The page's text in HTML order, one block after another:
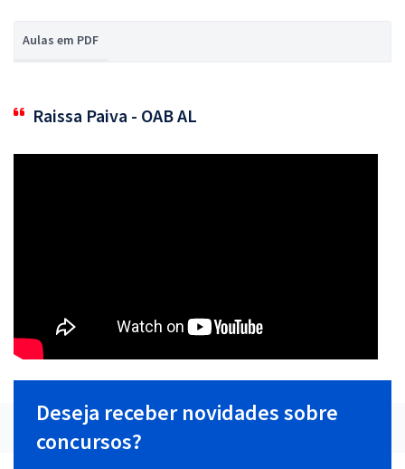
Aulas em PDF
Raissa Paiva - OAB AL
Deseja receber novidades sobre
concursos?